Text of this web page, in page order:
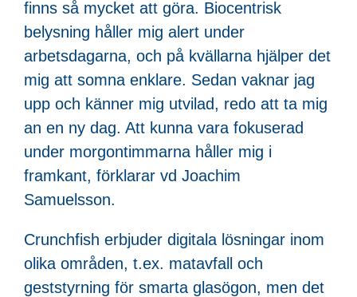
finns så mycket att göra. Biocentrisk
belysning håller mig alert under
arbetsdagarna, och på kvällarna hjälper det
mig att somna enklare. Sedan vaknar jag
upp och känner mig utvilad, redo att ta mig
an en ny dag. Att kunna vara fokuserad
under morgontimmarna håller mig i
framkant, förklarar vd Joachim
Samuelsson.
Crunchfish erbjuder digitala lösningar inom
olika områden, t.ex. matavfall och
geststyrning för smarta glasögon, men det